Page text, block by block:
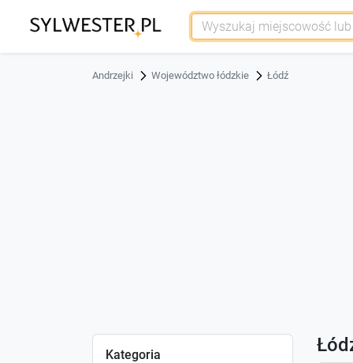
Andrzejki Województwo łódzkie Łódź
Kategoria